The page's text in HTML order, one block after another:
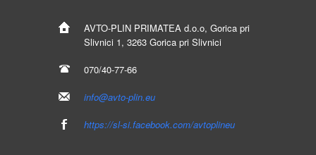
AVTO-PLIN PRIMATEA d.o.o, Gorica pri
Slivnici 1, 3263 Gorica pri Slivnici
070/40-77-66
info@avto-plin.eu
https://sl-si.facebook.com/avtoplineu